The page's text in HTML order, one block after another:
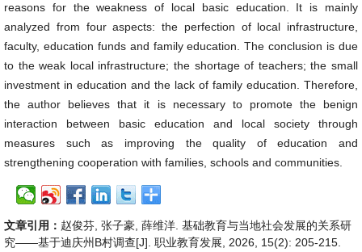
reasons for the weakness of local basic education. It is mainly
analyzed from four aspects: the perfection of local infrastructure,
faculty, education funds and family education. The conclusion is due
to the weak local infrastructure; the shortage of teachers; the small
investment in education and the lack of family education. Therefore,
the author believes that it is necessary to promote the benign
interaction between basic education and local society through
measures such as improving the quality of education and
strengthening cooperation with families, schools and communities.
文章引用： 赵俊芬, 张子豪, 薛维洋. 基础教育与当地社会发展的关系研
究——基于迪庆州B村调查[J]. 职业教育发展, 2026, 15(2): 205-215.